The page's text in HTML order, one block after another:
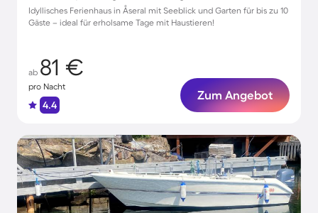
Idyllisches Ferienhaus in Åseral mit Seeblick und Garten für bis zu 10
Gäste – ideal für erholsame Tage mit Haustieren!
ab 81 €
pro Nacht
4.4
Zum Angebot